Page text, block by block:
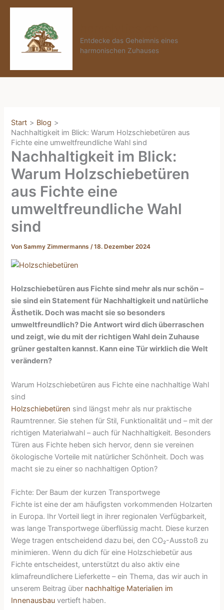
Zum
springen
Entdecke das Geheimnis eines
harmonischen Zuhauses
Start
Blog
Nachhaltigkeit im Blick: Warum Holzschiebetüren aus
Fichte eine umweltfreundliche Wahl sind
Nachhaltigkeit im Blick:
Warum Holzschiebetüren
aus Fichte eine
umweltfreundliche Wahl
sind
VonSammy Zimmermanns/18. Dezember 2024
Holzschiebetüren aus Fichte sind mehr als nur schön –
sie sind ein Statement für Nachhaltigkeit und natürliche
Ästhetik. Doch was macht sie so besonders
umweltfreundlich? Die Antwort wird dich überraschen
und zeigt, wie du mit der richtigen Wahl dein Zuhause
grüner gestalten kannst. Kann eine Tür wirklich die Welt
verändern?
Warum Holzschiebetüren aus Fichte eine nachhaltige Wahl
sind
Holzschiebetüren sind längst mehr als nur praktische
Raumtrenner. Sie stehen für Stil, Funktionalität und – mit der
richtigen Materialwahl – auch für Nachhaltigkeit. Besonders
Türen aus Fichte heben sich hervor, denn sie vereinen
ökologische Vorteile mit natürlicher Schönheit. Doch was
macht sie zu einer so nachhaltigen Option?
Fichte: Der Baum der kurzen Transportwege
Fichte ist eine der am häufigsten vorkommenden Holzarten
in Europa. Ihr Vorteil liegt in ihrer regionalen Verfügbarkeit,
was lange Transportwege überflüssig macht. Diese kurzen
Wege tragen entscheidend dazu bei, den CO₂-Ausstoß zu
minimieren. Wenn du dich für eine Holzschiebetür aus
Fichte entscheidest, unterstützt du also aktiv eine
klimafreundlichere Lieferkette – ein Thema, das wir auch in
unserem Beitrag über nachhaltige Materialien im
Innenausbau vertieft haben.